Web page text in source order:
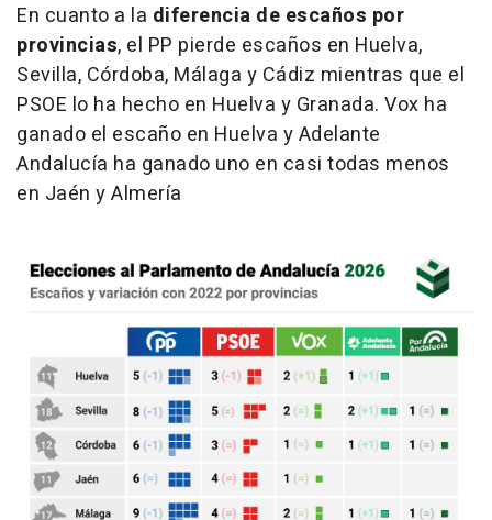
En cuanto a la diferencia de escaños por
provincias, el PP pierde escaños en Huelva,
Sevilla, Córdoba, Málaga y Cádiz mientras que el
PSOE lo ha hecho en Huelva y Granada. Vox ha
ganado el escaño en Huelva y Adelante
Andalucía ha ganado uno en casi todas menos
en Jaén y Almería